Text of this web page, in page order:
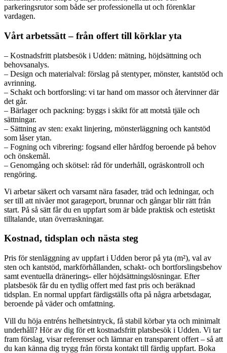
parkeringsrutor som både ser professionella ut och förenklar
vardagen.
Vårt arbetssätt – från offert till körklar yta
– Kostnadsfritt platsbesök i Udden: mätning, höjdsättning och
behovsanalys.
– Design och materialval: förslag på stentyper, mönster, kantstöd och
avrinning.
– Schakt och bortforsling: vi tar hand om massor och återvinner där
det går.
– Bärlager och packning: byggs i skikt för att motstå tjäle och
sättningar.
– Sättning av sten: exakt linjering, mönsterläggning och kantstöd
som låser ytan.
– Fogning och vibrering: fogsand eller hårdfog beroende på behov
och önskemål.
– Genomgång och skötsel: råd för underhåll, ogräskontroll och
rengöring.
Vi arbetar säkert och varsamt nära fasader, träd och ledningar, och
ser till att nivåer mot garageport, brunnar och gångar blir rätt från
start. På så sätt får du en uppfart som är både praktisk och estetiskt
tilltalande, utan överraskningar.
Kostnad, tidsplan och nästa steg
Pris för stenläggning av uppfart i Udden beror på yta (m²), val av
sten och kantstöd, markförhållanden, schakt- och bortforslingsbehov
samt eventuella dränerings- eller höjdsättningslösningar. Efter
platsbesök får du en tydlig offert med fast pris och beräknad
tidsplan. En normal uppfart färdigställs ofta på några arbetsdagar,
beroende på väder och omfattning.
Vill du höja entréns helhetsintryck, få stabil körbar yta och minimalt
underhåll? Hör av dig för ett kostnadsfritt platsbesök i Udden. Vi tar
fram förslag, visar referenser och lämnar en transparent offert – så att
du kan känna dig trygg från första kontakt till färdig uppfart. Boka